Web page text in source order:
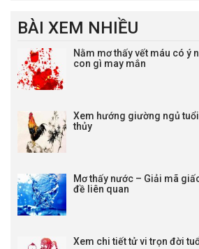
BÀI XEM NHIỀU
Nằm mơ thấy vết máu có ý
con gì may mắn
Xem hướng giường ngủ
thủy
Mơ thấy nước – Giải mã
đề liên quan
Xem chi tiết tử vi trọn đời